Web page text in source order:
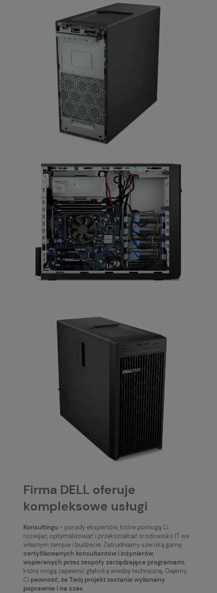
Firma DELL oferuje
kompleksowe usługi
Konsultingu - porady ekspertów, które pomogą Ci
rozwijać, optymalizować i przekształcać środowisko IT we
własnym tempie i budżecie. Zatrudniamy szeroką gamę
certyfikowanych konsultantów i inżynierów,
wspieranych przez zespoły zarządzające programami,
które mogą zapewnić głęboką wiedzę techniczną. Dajemy
Ci pewność, że Twój projekt zostanie wykonany
poprawnie i na czas.